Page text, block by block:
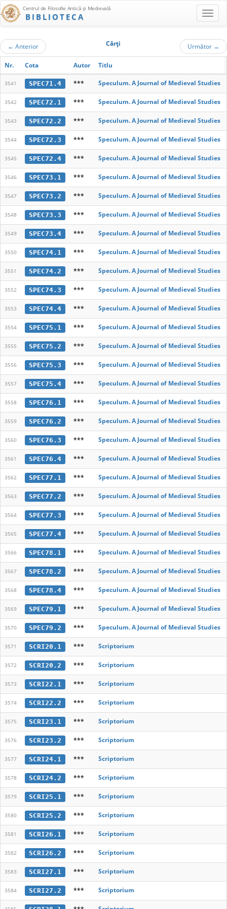
Centrul de Filosofie Antică şi Medievală
BIBLIOTECA
← Anterior Cărţi Următor →
Nr. Cota Autor Titlu
3541 SPEC71.4 *** Speculum. A Journal of Medieval Studies
3542 SPEC72.1 *** Speculum. A Journal of Medieval Studies
3543 SPEC72.2 *** Speculum. A Journal of Medieval Studies
3544 SPEC72.3 *** Speculum. A Journal of Medieval Studies
3545 SPEC72.4 *** Speculum. A Journal of Medieval Studies
3546 SPEC73.1 *** Speculum. A Journal of Medieval Studies
3547 SPEC73.2 *** Speculum. A Journal of Medieval Studies
3548 SPEC73.3 *** Speculum. A Journal of Medieval Studies
3549 SPEC73.4 *** Speculum. A Journal of Medieval Studies
3550 SPEC74.1 *** Speculum. A Journal of Medieval Studies
3551 SPEC74.2 *** Speculum. A Journal of Medieval Studies
3552 SPEC74.3 *** Speculum. A Journal of Medieval Studies
3553 SPEC74.4 *** Speculum. A Journal of Medieval Studies
3554 SPEC75.1 *** Speculum. A Journal of Medieval Studies
3555 SPEC75.2 *** Speculum. A Journal of Medieval Studies
3556 SPEC75.3 *** Speculum. A Journal of Medieval Studies
3557 SPEC75.4 *** Speculum. A Journal of Medieval Studies
3558 SPEC76.1 *** Speculum. A Journal of Medieval Studies
3559 SPEC76.2 *** Speculum. A Journal of Medieval Studies
3560 SPEC76.3 *** Speculum. A Journal of Medieval Studies
3561 SPEC76.4 *** Speculum. A Journal of Medieval Studies
3562 SPEC77.1 *** Speculum. A Journal of Medieval Studies
3563 SPEC77.2 *** Speculum. A Journal of Medieval Studies
3564 SPEC77.3 *** Speculum. A Journal of Medieval Studies
3565 SPEC77.4 *** Speculum. A Journal of Medieval Studies
3566 SPEC78.1 *** Speculum. A Journal of Medieval Studies
3567 SPEC78.2 *** Speculum. A Journal of Medieval Studies
3568 SPEC78.4 *** Speculum. A Journal of Medieval Studies
3569 SPEC79.1 *** Speculum. A Journal of Medieval Studies
3570 SPEC79.2 *** Speculum. A Journal of Medieval Studies
3571 SCRI20.1 *** Scriptorium
3572 SCRI20.2 *** Scriptorium
3573 SCRI22.1 *** Scriptorium
3574 SCRI22.2 *** Scriptorium
3575 SCRI23.1 *** Scriptorium
3576 SCRI23.2 *** Scriptorium
3577 SCRI24.1 *** Scriptorium
3578 SCRI24.2 *** Scriptorium
3579 SCRI25.1 *** Scriptorium
3580 SCRI25.2 *** Scriptorium
3581 SCRI26.1 *** Scriptorium
3582 SCRI26.2 *** Scriptorium
3583 SCRI27.1 *** Scriptorium
3584 SCRI27.2 *** Scriptorium